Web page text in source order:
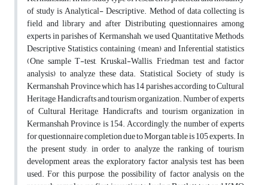
of study is Analytical- Descriptive. Method of data collecting is
field and library and after Distributing questionnaires among
experts in parishes of Kermanshah, we used Quantitative Methods,
Descriptive Statistics containing (mean) and Inferential statistics
(One sample T-test, Kruskal-Wallis, Friedman test and factor
analysis) to analyze these data. Statistical Society of study is
Kermanshah Province which has 14 parishes according to Cultural
Heritage, Handicrafts and tourism organization. Number of experts
of Cultural Heritage, Handicrafts and tourism organization in
Kermanshah Province is 154. Accordingly, the number of experts
for questionnaire completion due to Morgan table is 105 experts. In
the present study, in order to analyze the ranking of tourism
development areas, the exploratory factor analysis test has been
used. For this purpose, the possibility of factor analysis on the